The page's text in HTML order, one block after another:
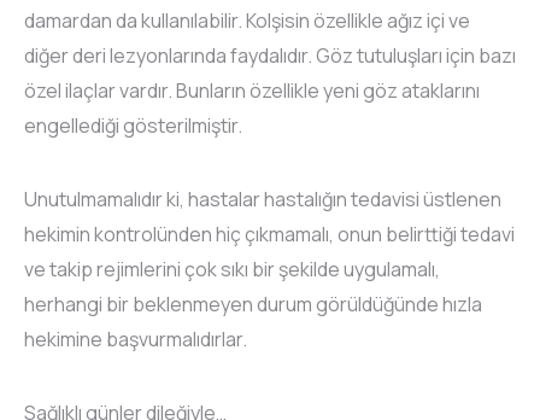
damardan da kullanılabilir. Kolşisin özellikle ağız içi ve
diğer deri lezyonlarında faydalıdır. Göz tutuluşları için bazı
özel ilaçlar vardır. Bunların özellikle yeni göz ataklarını
engellediği gösterilmiştir.
Unutulmamalıdır ki, hastalar hastalığın tedavisi üstlenen
hekimin kontrolünden hiç çıkmamalı, onun belirttiği tedavi
ve takip rejimlerini çok sıkı bir şekilde uygulamalı,
herhangi bir beklenmeyen durum görüldüğünde hızla
hekimine başvurmalıdırlar.
Sağlıklı günler dileğiyle…